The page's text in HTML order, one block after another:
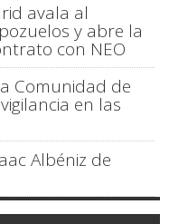
avala al
y abre la
con NEO
Comunidad de
en las
Albéniz de